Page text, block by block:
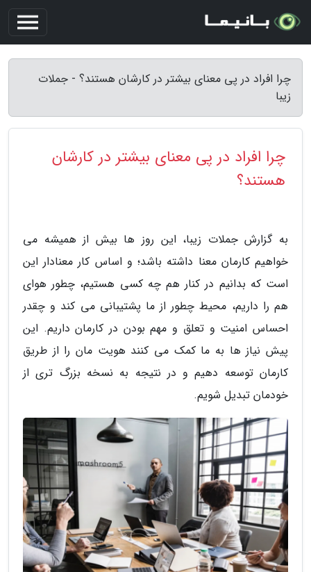
چرا افراد در پی معنای بیشتر در کارشان هستند؟ - جملات
زیبا
چرا افراد در پی معنای بیشتر در کارشان
هستند؟
به گزارش جملات زیبا، این روز ها بیش از همیشه می
خواهیم کارمان معنا داشته باشد؛ و اساس کار معنادار این
است که بدانیم در کنار هم چه کسی هستیم، چطور هوای
هم را داریم، محیط چطور از ما پشتیبانی می کند و چقدر
احساس امنیت و تعلق و مهم بودن در کارمان داریم. این
پیش نیاز ها به ما کمک می کنند هویت مان را از طریق
کارمان توسعه دهیم و در نتیجه به نسخه بزرگ تری از
خودمان تبدیل شویم.